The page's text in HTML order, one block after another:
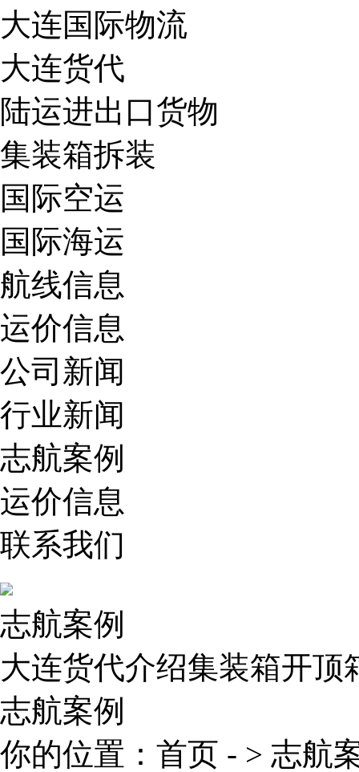
大连国际物流
大连货代
陆运进出口货物
集装箱拆装
国际空运
国际海运
航线信息
运价信息
公司新闻
行业新闻
志航案例
运价信息
联系我们
志航案例
大连货代介绍集装箱开顶
志航案例
你的位置： 首页 - > 志航